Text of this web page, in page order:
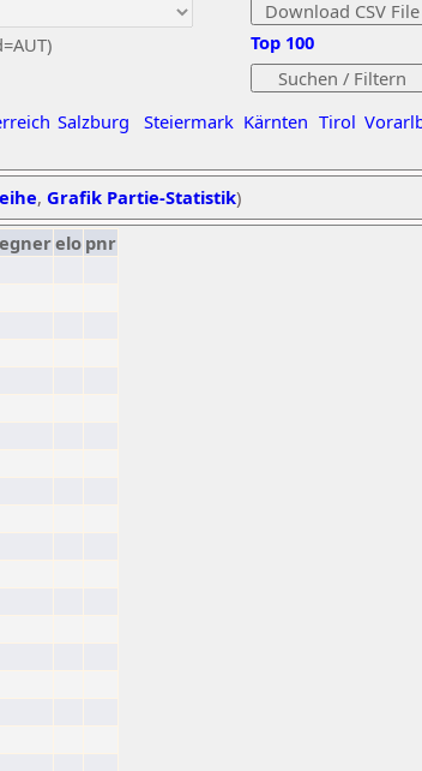
Salzburg Steiermark Kärnten Tirol
Top 100
, Grafik Partie-Statistik)
elo pnr